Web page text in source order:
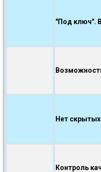
"Под ключ".
Нет скрытых
Контроль